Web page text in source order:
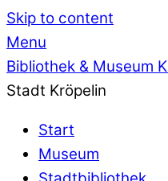
Skip to content
Menu
Bibliothek & Museum
Stadt Kröpelin
Start
Museum